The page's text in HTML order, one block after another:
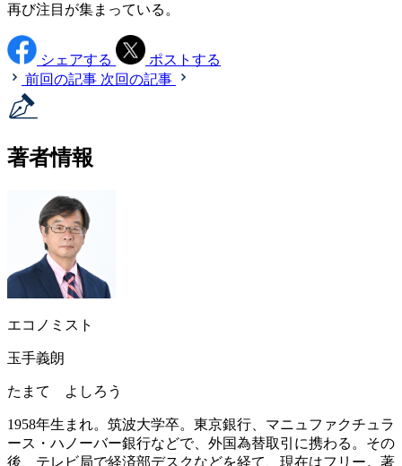
再び注目が集まっている。
シェアする
ポストする
前回の記事 次回の記事
著者情報
エコノミスト
玉手義朗
たまて よしろう
1958年生まれ。筑波大学卒。東京銀行、マニュファクチュラ
ース・ハノーバー銀行などで、外国為替取引に携わる。その
後、テレビ局で経済部デスクなどを経て、現在はフリー。著